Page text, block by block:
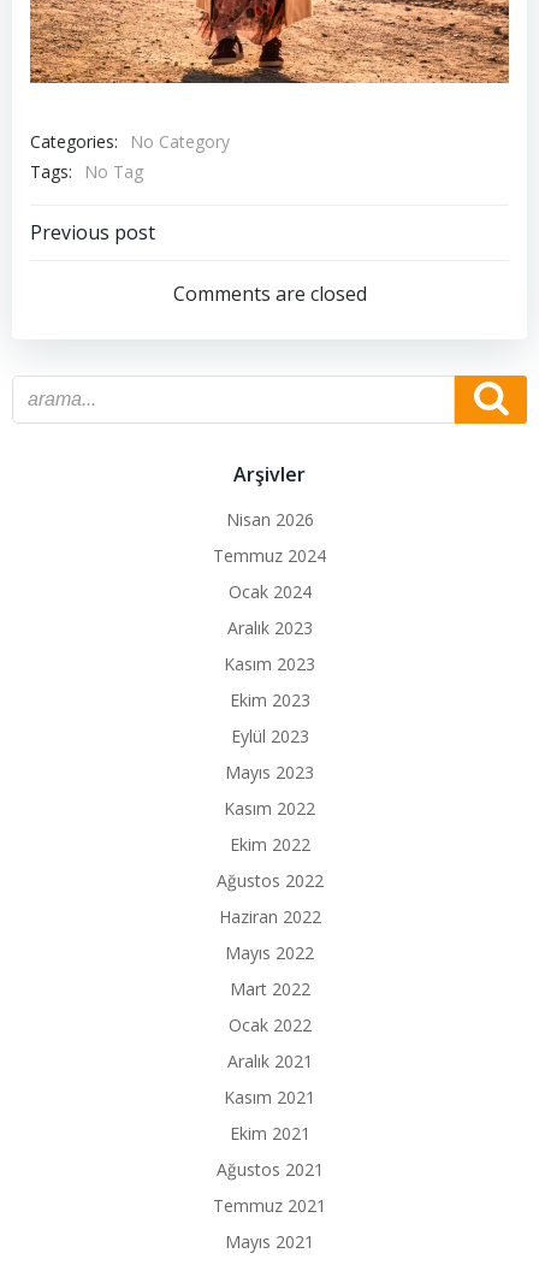
Categories:
No Category
Tags:
No Tag
Post
navigation
Previous post
Comments are closed
Arşivler
Nisan 2026
Temmuz 2024
Ocak 2024
Aralık 2023
Kasım 2023
Ekim 2023
Eylül 2023
Mayıs 2023
Kasım 2022
Ekim 2022
Ağustos 2022
Haziran 2022
Mayıs 2022
Mart 2022
Ocak 2022
Aralık 2021
Kasım 2021
Ekim 2021
Ağustos 2021
Temmuz 2021
Mayıs 2021